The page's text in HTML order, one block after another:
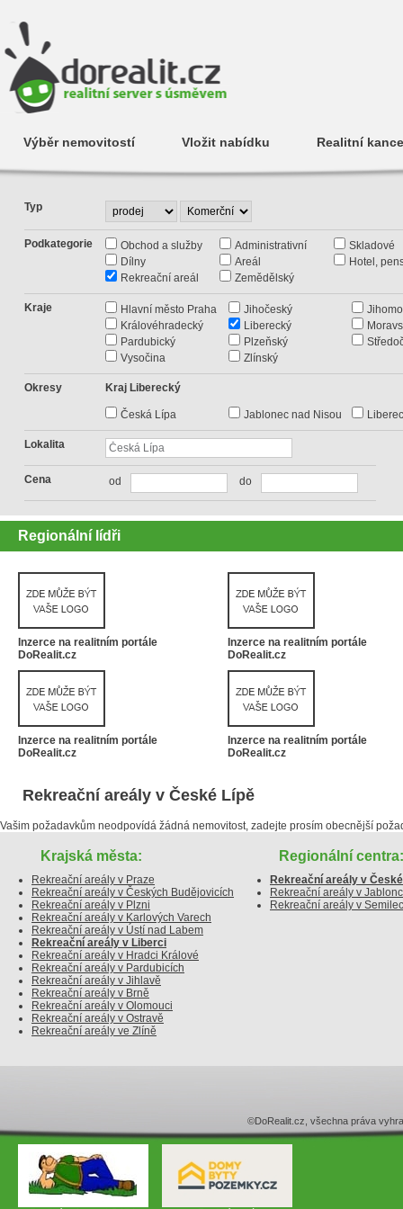
Výběr nemovitostí Vložit nabídku Realitní
Typ
Podkategorie Obchod a služby Administrativní
Skladové
Dílny
Areál
Hotel,
Rekreační areál
Zemědělský
Kraje Hlavní město Praha Jihočeský
Královéhradecký
Liberecký
Pardubický
Plzeňský
Vysočina
Zlínský
Okresy Kraj Liberecký
Česká Lípa Jablonec nad Nisou Liberec
Lokalita
Cena od do
Regionální lídři
Inzerce na realitním portále
DoRealit.cz
Inzerce na realitním portále
DoRealit.cz
Inzerce na realitním portále
DoRealit.cz
Inzerce na realitním portále
DoRealit.cz
Rekreační areály v České Lípě
Vašim požadavkům neodpovídá žádná nemovitost, zadejte prosím obecnější
Krajská města:
Rekreační areály v Praze
Rekreační areály v Českých Budějovicích
Rekreační areály v Plzni
Rekreační areály v Karlových Varech
Rekreační areály v Ústí nad Labem
Rekreační areály v Liberci
Rekreační areály v Hradci Králové
Rekreační areály v Pardubicích
Rekreační areály v Jihlavě
Rekreační areály v Brně
Rekreační areály v Olomouci
Rekreační areály v Ostravě
Rekreační areály ve Zlíně
Regionální centra:
Rekreační areály v
Rekreační areály v
Rekreační areály v
©DoRealit.cz, všechna práva